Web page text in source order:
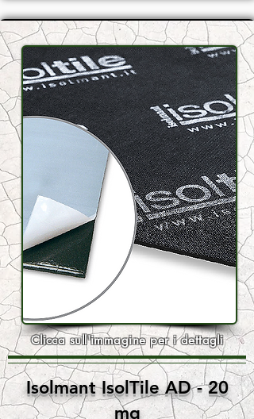
Clicca sull'immagine per i dettagli
Isolmant IsolTile AD - 20
mq